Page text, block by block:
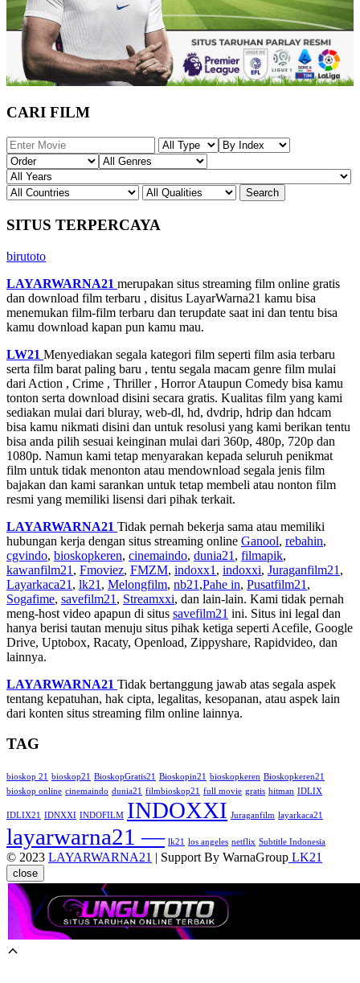
CARI FILM
SITUS TERPERCAYA
birutoto
LAYARWARNA21 merupakan situs streaming film online gratis
dan download film terbaru , disitus LayarWarna21 kamu bisa
menemukan film-film terbaru dan terupdate saat ini dan tentu bisa
kamu download kapan pun kamu mau.
LW21 Menyediakan segala kategori film seperti film asia terbaru
serta film barat paling baru , tentu segala macam genre film mulai
dari Action , Crime , Thriller , Horror Ataupun Comedy bisa kamu
tonton serta download disini secara gratis. Kualitas film yang kami
sediakan mulai dari bluray, web-dl, hd, dvdrip, hdrip dan hdcam
bisa kamu nikmati disini dan untuk resolusi yang kami berikan tentu
bisa anda pilih sesuai keinginan mulai dari 360p, 480p, 720p dan
1080p. Namun kami tetap menyarakan kepada seluruh penikmat
film untuk tidak menonton atau mendownload segala jenis film
bajakan dan kami sarankan untuk tetap membeli atau nonton film
resmi yang memiliki lisensi dari pihak terkait.
LAYARWARNA21 Tidak pernah bekerja sama atau memiliki
hubungan kerja dengan situs streaming online Ganool, rebahin,
cgvindo, bioskopkeren, cinemaindo, dunia21 , filmapik,
kawanfilm21 , Fmoviez, FMZM, indoxx1 , indoxxi, Juraganfilm21 ,
Layarkaca21 , lk21 , Melongfilm, nb21 ,Pahe in, Pusatfilm21 ,
Sogafime, savefilm21 , Streamxxi, dan lain-lain. Kami tidak pernah
meng-host video apapun di situs savefilm21 ini. Situs ini legal dan
hanya berisi tautan menuju situs pihak ketiga seperti Acefile, Google
Drive, Uptobox, Racaty, Openload, Zippyshare, Rapidvideo, dan
lainnya.
LAYARWARNA21 Tidak bertanggung jawab atas segala aspek
tentang kepatuhan, hak cipta, legalitas, kesopanan, atau aspek lain
dari konten situs streaming film online lainnya.
TAG
bioskop 21 bioskop21 BioskopGratis21 Bioskopin21 bioskopkeren Bioskopkeren21
bioskop online cinemaindo dunia21 filmbioskop21 full movie gratis hitman IDLIX
IDLIX21 IDNXXI INDOFILM INDOXXI Juraganfilm layarkaca21
layarwarna21 — lk21 los angeles netflix Subtitle Indonesia
© 2023 LAYARWARNA21 | Support By WarnaGroup LK21
close